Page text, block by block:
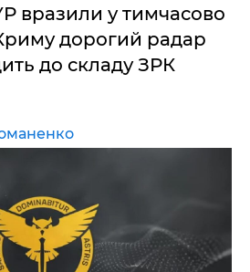
вразили у тимчасово
дорогий радар
до складу ЗРК